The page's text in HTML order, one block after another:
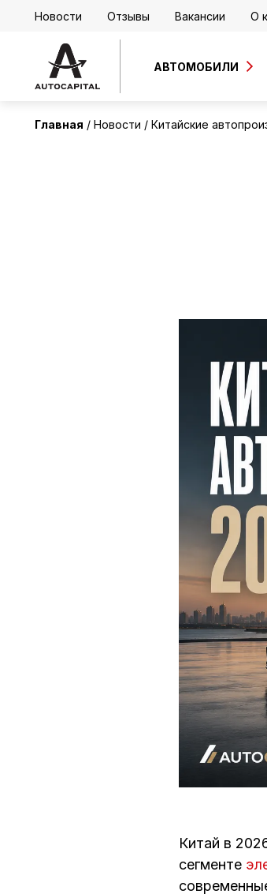
Новости Отзывы Вакансии О
АВТОМОБИЛИ
Главная Новости Китайские
Китай в
сегменте